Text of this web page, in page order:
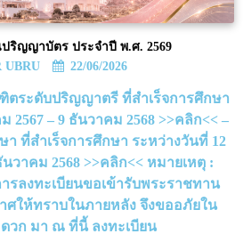
ริญญาบัตร ประจำปี พ.ศ. 2569
UBRU
22/06/2026
ตระดับปริญญาตรี ที่สำเร็จการศึกษา
2567 – 9 ธันวาคม 2568 >>คลิก<< –
ที่สำเร็จการศึกษา ระหว่างวันที่ 12
วาคม 2568 >>คลิก<< หมายเหตุ :
รลงทะเบียนขอเข้ารับพระราชทาน
ให้ทราบในภายหลัง จึงขออภัยใน
วก มา ณ ที่นี้ ลงทะเบียน